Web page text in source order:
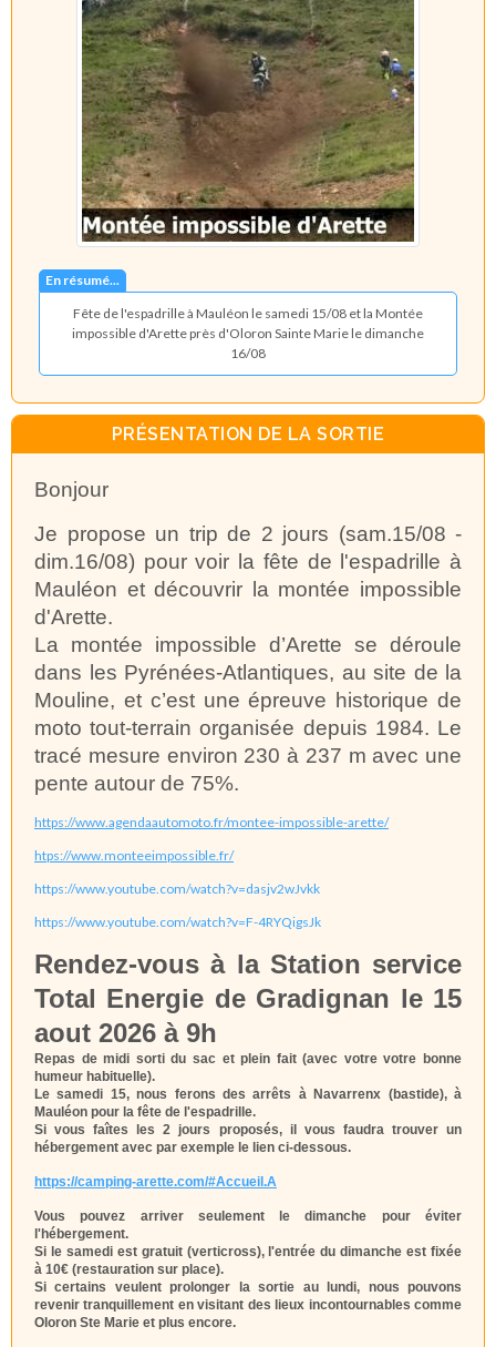
En résumé...
Fête de l'espadrille à Mauléon le samedi 15/08 et la Montée
impossible d'Arette près d'Oloron Sainte Marie le dimanche
16/08
PRÉSENTATION DE LA SORTIE
Bonjour
Je propose un trip de 2 jours (sam.15/08 -
dim.16/08) pour voir la fête de l'espadrille à
Mauléon et découvrir la montée impossible
d'Arette.
La montée impossible d’Arette se déroule
dans les Pyrénées-Atlantiques, au site de la
Mouline, et c’est une épreuve historique de
moto tout-terrain organisée depuis 1984. Le
tracé mesure environ 230 à 237 m avec une
pente autour de 75%.
https://www.agendaautomoto.fr/montee-impossible-arette/
htps://www.monteeimpossible.fr/
https://www.youtube.com/watch?v=dasjv2wJvkk
https://www.youtube.com/watch?v=F-4RYQigsJk
Rendez-vous à la Station service
Total Energie de Gradignan le 15
aout 2026 à 9h
Repas de midi sorti du sac et plein fait (avec votre votre bonne
humeur habituelle).
Le samedi 15, nous ferons des arrêts à Navarrenx (bastide), à
Mauléon pour la fête de l'espadrille.
Si vous faîtes les 2 jours proposés, il vous faudra trouver un
hébergement avec par exemple le lien ci-dessous.
https://camping-arette.com/#Accueil.A
Vous pouvez arriver seulement le dimanche pour éviter
l'hébergement.
Si le samedi est gratuit (verticross), l'entrée du dimanche est fixée
à 10€ (restauration sur place).
Si certains veulent prolonger la sortie au lundi, nous pouvons
revenir tranquillement en visitant des lieux incontournables comme
Oloron Ste Marie et plus encore.